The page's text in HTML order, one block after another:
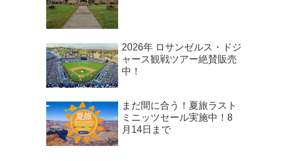
2026年 ロサンゼルス・ドジ
ャース観戦ツアー絶賛販売
中！
まだ間に合う！夏旅ラスト
ミニッツセール実施中！8
月14日まで